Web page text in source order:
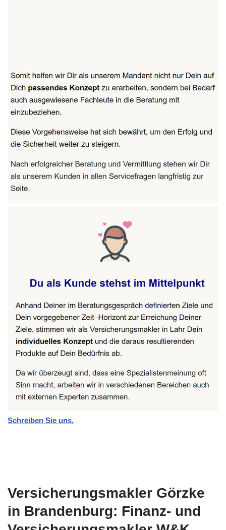
Schreiben Sie uns.
Versicherungsmakler Görzke
in Brandenburg: Finanz- und